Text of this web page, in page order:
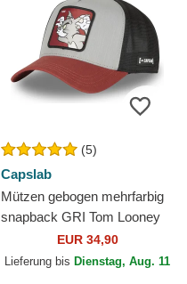
(5)
Capslab
Mützen gebogen mehrfarbig
snapback GRI Tom Looney
Tunes von Capslab
EUR 34,90
Lieferung bis Dienstag, Aug. 11